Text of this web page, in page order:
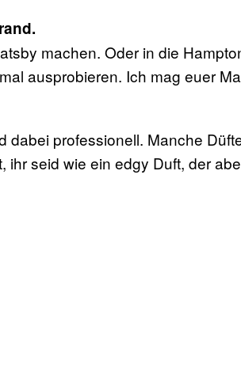
machen. Oder in die
ausprobieren. Ich mag euer
dabei professionell. Manche
ihr seid wie ein edgy Duft, der